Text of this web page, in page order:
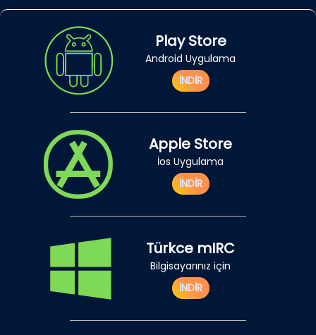
Play Store
Android Uygulama
İNDİR
Apple Store
İos Uygulama
İNDİR
Türkce mIRC
Bilgisayarınız için
İNDİR